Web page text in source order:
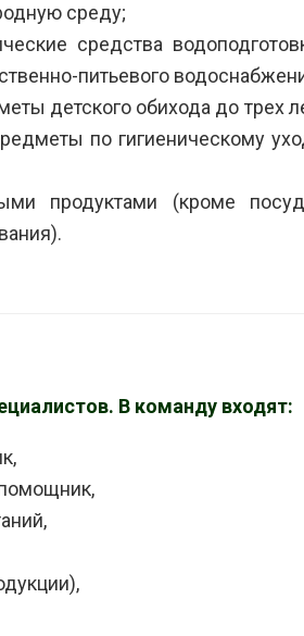
среду;
средства
питьевого
детского обихода до трех
по гигиеническому
продуктами (кроме
В команду входят: